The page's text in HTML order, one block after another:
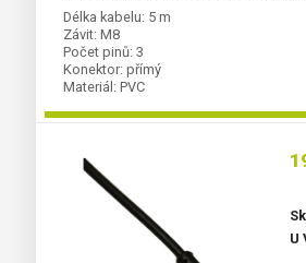
Délka kabelu: 5 m
Závit: M8
Počet pinů: 3
Konektor: přímý
Materiál: PVC
U